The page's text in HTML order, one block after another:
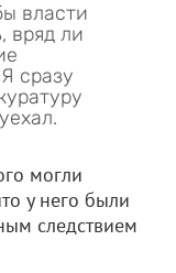
власти
вряд ли
сразу
могли
у него были
следствием